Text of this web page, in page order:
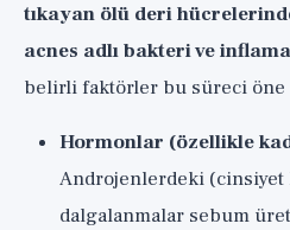
tıkayan ölü deri
acnes adlı bakteri ve
belirli faktörler bu süreci öne
Hormonlar (özellikle
Androjenlerdeki (cinsiyet
dalgalanmalar sebum